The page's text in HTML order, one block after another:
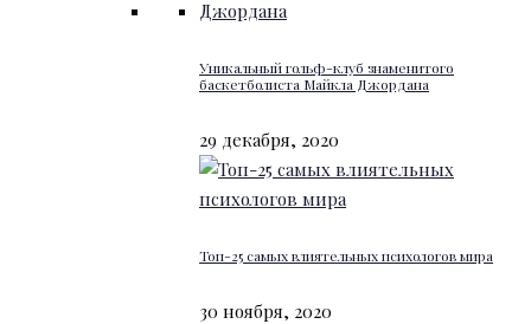
Уникальный гольф-клуб знаменитого
баскетболиста Майкла Джордана
29 декабря, 2020
Топ-25 самых влиятельных психологов мира
30 ноября, 2020